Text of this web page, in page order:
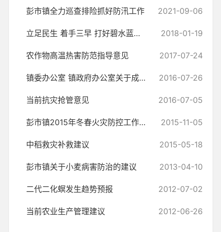
彭市镇全力巡查排险抓好防汛工作 2021-09-06
立足民生 着手三早 打好碧水蓝天保卫战 2018-01-19
农作物高温热害防范指导意见 2017-07-24
镇委办公室 镇政府办公室关于成立洪涝灾害卫生防疫领导小组的通知 2016-07-26
当前抗灾抢管意见 2016-07-05
彭市镇2015年冬春火灾防控工作方案 2015-11-05
中稻救灾补救建议 2015-05-18
彭市镇关于小麦病害防治的建议 2013-04-10
二代二化螟发生趋势预报 2012-07-02
当前农业生产管理建议 2012-06-26